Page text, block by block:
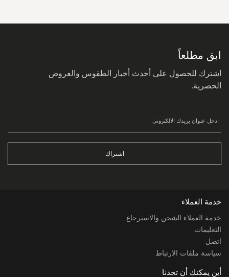
ابق مطلعاً
اشترك للحصول على أحدث أخبار الطقوس والعروض
الحصرية.
اشتراك
خدمة العملاء
خدمة العملاء الشحن والاسترجاع
التعليمات
اتصل
سياسة ملفات الارتباط
أين يمكنك أن تجدنا